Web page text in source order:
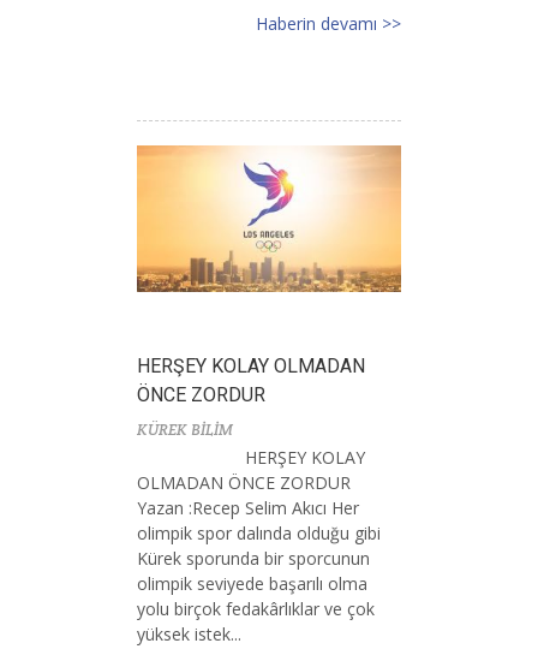
Haberin devamı >>
HERŞEY KOLAY OLMADAN
ÖNCE ZORDUR
KÜREK BİLİM
HERŞEY KOLAY
OLMADAN ÖNCE ZORDUR
Yazan :Recep Selim Akıcı Her
olimpik spor dalında olduğu gibi
Kürek sporunda bir sporcunun
olimpik seviyede başarılı olma
yolu birçok fedakârlıklar ve çok
yüksek istek...